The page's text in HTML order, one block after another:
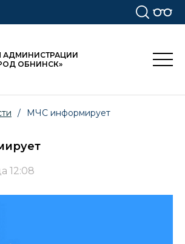
АДМИНИСТРАЦИИ
ОБНИНСК»
/ МЧС информирует
12:08